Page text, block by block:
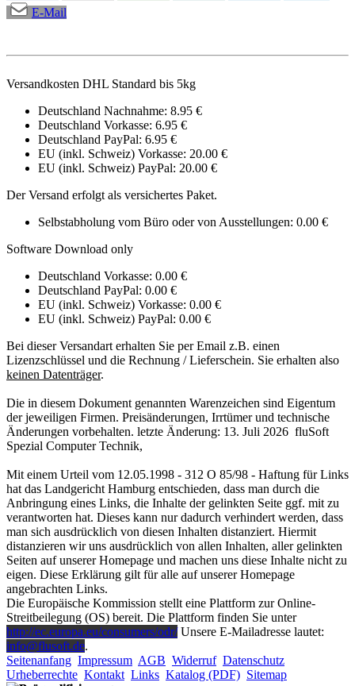
E-Mail
Versandkosten DHL Standard bis 5kg
Deutschland Nachnahme: 8.95 €
Deutschland Vorkasse: 6.95 €
Deutschland PayPal: 6.95 €
EU (inkl. Schweiz) Vorkasse: 20.00 €
EU (inkl. Schweiz) PayPal: 20.00 €
Der Versand erfolgt als versichertes Paket.
Selbstabholung vom Büro oder von Ausstellungen: 0.00 €
Software Download only
Deutschland Vorkasse: 0.00 €
Deutschland PayPal: 0.00 €
EU (inkl. Schweiz) Vorkasse: 0.00 €
EU (inkl. Schweiz) PayPal: 0.00 €
Bei dieser Versandart erhalten Sie per Email z.B. einen
Lizenzschlüssel und die Rechnung / Lieferschein. Sie erhalten also
keinen Datenträger.
Die in diesem Dokument genannten Warenzeichen sind Eigentum
der jeweiligen Firmen. Preisänderungen, Irrtümer und technische
Änderungen vorbehalten. letzte Änderung: 13. Juli 2026 fluSoft
Spezial Computer Technik,
Mit einem Urteil vom 12.05.1998 - 312 O 85/98 - Haftung für Links
hat das Landgericht Hamburg entschieden, dass man durch die
Anbringung eines Links, die Inhalte der gelinkten Seite ggf. mit zu
verantworten hat. Dieses kann nur dadurch verhindert werden, dass
man sich ausdrücklich von diesen Inhalten distanziert. Hiermit
distanzieren wir uns ausdrücklich von allen Inhalten, aller gelinkten
Seiten auf unserer Homepage und machen uns diese Inhalte nicht zu
eigen. Diese Erklärung gilt für alle auf unserer Homepage
angebrachten Links.
Die Europäische Kommission stellt eine Plattform zur Online-
Streitbeilegung (OS) bereit. Die Plattform finden Sie unter
http://ec.europa.eu/consumers/odr/Unsere E-Mailadresse lautet:
info@flusoft.de.
Seitenanfang Impressum AGB Widerruf Datenschutz
Urheberrechte Kontakt Links Katalog (PDF) Sitemap